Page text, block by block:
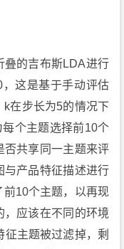
叠的吉布斯LDA进行
这是基于手动评估
k在步长为5的情况下
个主题选择前10个
否共享同一主题来评
与产品特征描述进行
前10个主题，以再现
应该在不同的环境
主题被过滤掉，剩